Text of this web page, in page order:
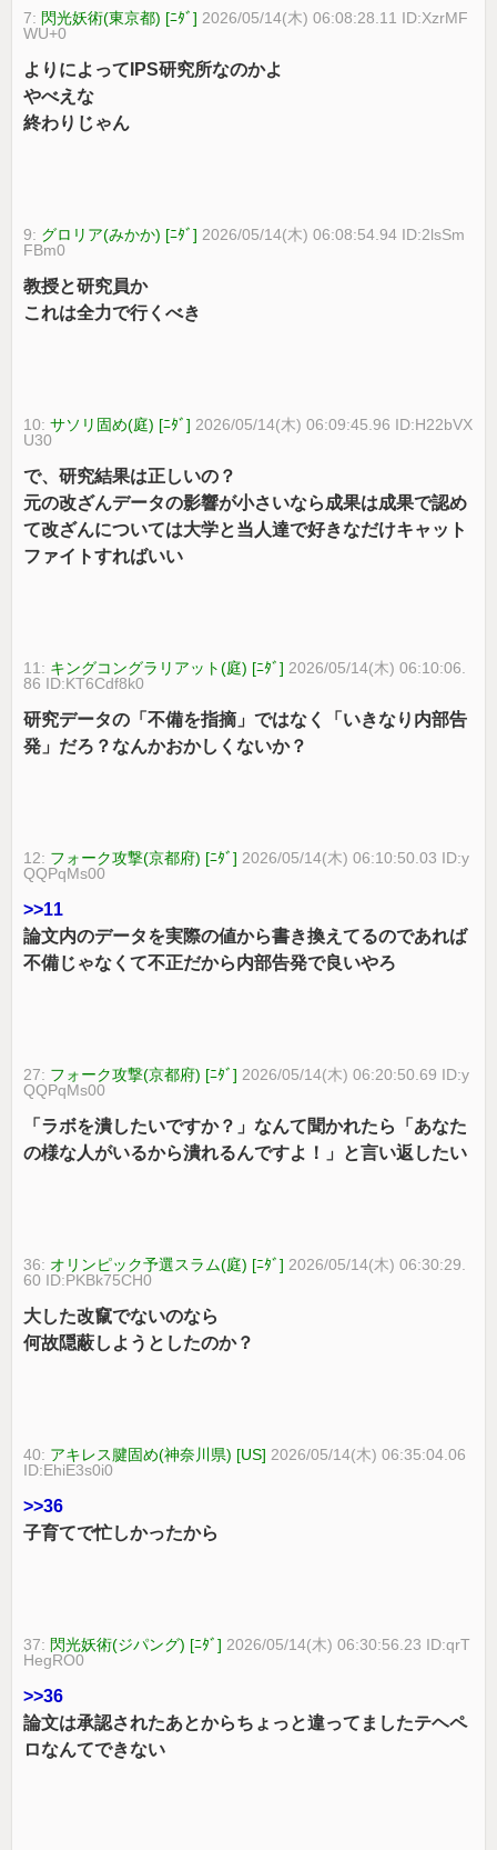
7:閃光妖術(東京都) [ﾆﾀﾞ] 2026/05/14(木) 06:08:28.11 ID:XzrMF
WU+0
よりによってIPS研究所なのかよ
やべえな
終わりじゃん
9: グロリア(みかか) [ﾆﾀﾞ] 2026/05/14(木) 06:08:54.94 ID:2lsSm
FBm0
教授と研究員か
これは全力で行くべき
10:サソリ固め(庭) [ﾆﾀﾞ] 2026/05/14(木) 06:09:45.96 ID:H22bVX
U30
で、研究結果は正しいの？
元の改ざんデータの影響が小さいなら成果は成果で認め
て改ざんについては大学と当人達で好きなだけキャット
ファイトすればいい
11: キングコングラリアット(庭) [ﾆﾀﾞ] 2026/05/14(木) 06:10:06.
86 ID:KT6Cdf8k0
研究データの「不備を指摘」ではなく「いきなり内部告
発」だろ？なんかおかしくないか？
12: フォーク攻撃(京都府) [ﾆﾀﾞ] 2026/05/14(木) 06:10:50.03 ID:y
QQPqMs00
>>11
論文内のデータを実際の値から書き換えてるのであれば
不備じゃなくて不正だから内部告発で良いやろ
27: フォーク攻撃(京都府) [ﾆﾀﾞ] 2026/05/14(木) 06:20:50.69 ID:y
QQPqMs00
「ラボを潰したいですか？」なんて聞かれたら「あなた
の様な人がいるから潰れるんですよ！」と言い返したい
36: オリンピック予選スラム(庭) [ﾆﾀﾞ] 2026/05/14(木) 06:30:29.
60 ID:PKBk75CH0
大した改竄でないのなら
何故隠蔽しようとしたのか？
40: アキレス腱固め(神奈川県) [US] 2026/05/14(木) 06:35:04.06
ID:EhiE3s0i0
>>36
子育てで忙しかったから
37:閃光妖術(ジパング) [ﾆﾀﾞ] 2026/05/14(木) 06:30:56.23 ID:qrT
HegRO0
>>36
論文は承認されたあとからちょっと違ってましたテヘペ
ロなんてできない